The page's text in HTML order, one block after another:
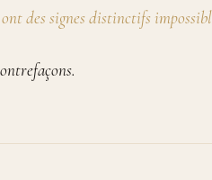
des signes distinctifs